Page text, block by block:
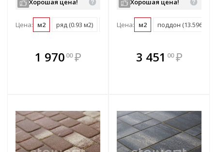
Хорошая цена!
Цена: м2 ряд (0.93 м2) поддон (8.37 м2)
1 970 00 ₽
В комплекте
всегда выгоднее!
Хорошая цена!
Цена: м2 поддон (13.596 м2)
В комплекте
всегда выгоднее!
3 451 00 ₽